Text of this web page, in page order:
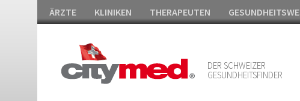
ÄRZTE KLINIKEN THERAPEUTEN
DER SCHWEIZER
GESUNDHEITSFINDER